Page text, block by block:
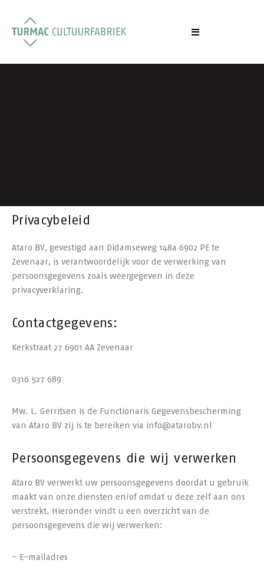
Privacybeleid
Ataro BV, gevestigd aan Didamseweg 148a 6902 PE te
Zevenaar, is verantwoordelijk voor de verwerking van
persoonsgegevens zoals weergegeven in deze
privacyverklaring.
Contactgegevens:
Kerkstraat 27 6901 AA Zevenaar
0316 527 689
Mw. L. Gerritsen is de Functionaris Gegevensbescherming
van Ataro BV zij is te bereiken via info@atarobv.nl
Persoonsgegevens die wij verwerken
Ataro BV verwerkt uw persoonsgegevens doordat u gebruik
maakt van onze diensten en/of omdat u deze zelf aan ons
verstrekt. Hieronder vindt u een overzicht van de
persoonsgegevens die wij verwerken:
– E-mailadres